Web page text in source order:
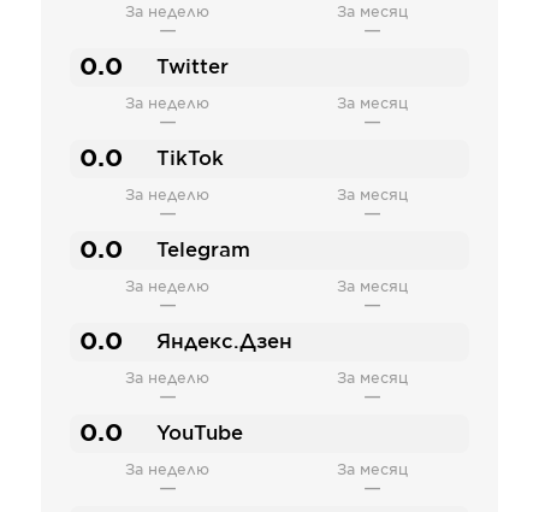
За неделю
—
За месяц
—
0.0 Twitter
За неделю
—
За месяц
—
0.0 TikTok
За неделю
—
За месяц
—
0.0 Telegram
За неделю
—
За месяц
—
0.0 Яндекс.Дзен
За неделю
—
За месяц
—
0.0 YouTube
За неделю
—
За месяц
—